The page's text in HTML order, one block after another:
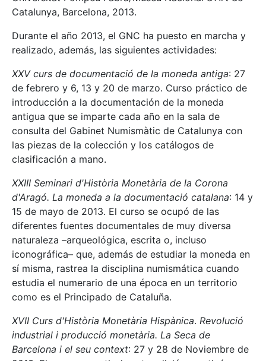
Catalunya, Barcelona, 2013.
Durante el año 2013, el GNC ha puesto en marcha y
realizado, además, las siguientes actividades:
XXV curs de documentació de la moneda antiga: 27
de febrero y 6, 13 y 20 de marzo. Curso práctico de
introducción a la documentación de la moneda
antigua que se imparte cada año en la sala de
consulta del Gabinet Numismàtic de Catalunya con
las piezas de la colección y los catálogos de
clasificación a mano.
XXIII Seminari d'Història Monetària de la Corona
d'Aragó. La moneda a la documentació catalana: 14 y
15 de mayo de 2013. El curso se ocupó de las
diferentes fuentes documentales de muy diversa
naturaleza –arqueológica, escrita o, incluso
iconográfica– que, además de estudiar la moneda en
sí misma, rastrea la disciplina numismática cuando
estudia el numerario de una época en un territorio
como es el Principado de Cataluña.
XVII Curs d'Història Monetària Hispànica. Revolució
industrial i producció monetària. La Seca de
Barcelona i el seu context: 27 y 28 de Noviembre de